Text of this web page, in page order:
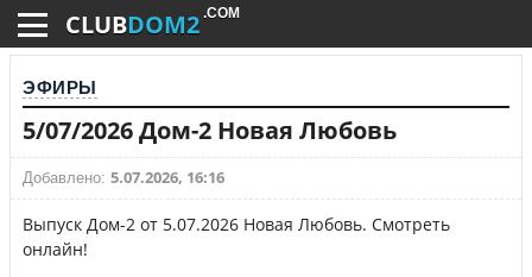
CLUBDOM2 .COM
ЭФИРЫ
5/07/2026 Дом-2 Новая Любовь
Добавлено: 5.07.2026, 16:16
Выпуск Дом-2 от 5.07.2026 Новая Любовь. Смотреть
онлайн!